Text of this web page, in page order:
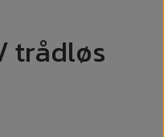
trådløs